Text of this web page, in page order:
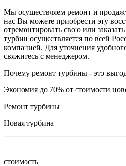
Мы осуществляем ремонт и
нас Вы можете приобрести эту
отремонтировать свою или
турбин осуществляется по всей
компанией. Для уточнения
свяжитесь с менеджером.
Почему ремонт турбины - это
Экономия до 70% от стоимости
Ремонт турбины
Новая турбина
стоимость